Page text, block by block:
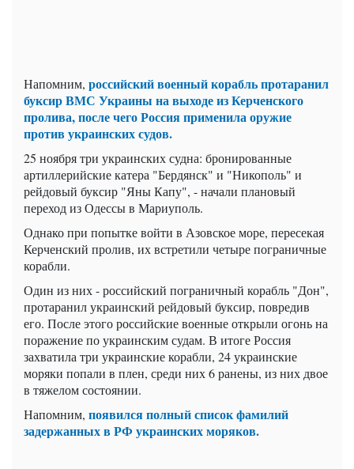
Напомним, российский военный корабль протаранил
буксир ВМС Украины на выходе из Керченского
пролива, после чего Россия применила оружие
против украинских судов.
25 ноября три украинских судна: бронированные
артиллерийские катера "Бердянск" и "Никополь" и
рейдовый буксир "Яны Капу", - начали плановый
переход из Одессы в Мариуполь.
Однако при попытке войти в Азовское море, пересекая
Керченский пролив, их встретили четыре пограничные
корабли.
Один из них - российский пограничный корабль "Дон",
протаранил украинский рейдовый буксир, повредив
его. После этого российские военные открыли огонь на
поражение по украинским судам. В итоге Россия
захватила три украинские корабли, 24 украинские
моряки попали в плен, среди них 6 ранены, из них двое
в тяжелом состоянии.
Напомним, появился полный список фамилий
задержанных в РФ украинских моряков.